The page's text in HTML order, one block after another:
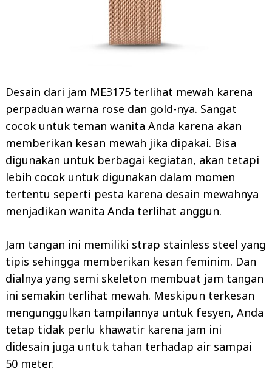
Desain dari jam ME3175 terlihat mewah karena
perpaduan warna rose dan gold-nya. Sangat
cocok untuk teman wanita Anda karena akan
memberikan kesan mewah jika dipakai. Bisa
digunakan untuk berbagai kegiatan, akan tetapi
lebih cocok untuk digunakan dalam momen
tertentu seperti pesta karena desain mewahnya
menjadikan wanita Anda terlihat anggun.
Jam tangan ini memiliki strap stainless steel yang
tipis sehingga memberikan kesan feminim. Dan
dialnya yang semi skeleton membuat jam tangan
ini semakin terlihat mewah. Meskipun terkesan
mengunggulkan tampilannya untuk fesyen, Anda
tetap tidak perlu khawatir karena jam ini
didesain juga untuk tahan terhadap air sampai
50 meter.